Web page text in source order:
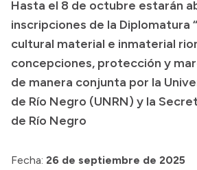
Transparencia
Inversión en Salud
Licitaciones
Consulta de expedientes
Hasta el 8 de octubre estarán
inscripciones de la Diplomatura
cultural material e inmaterial
concepciones, protección y
de manera conjunta por la
de Río Negro (UNRN) y la
de Río Negro
Fecha: 26 de septiembre de 2025